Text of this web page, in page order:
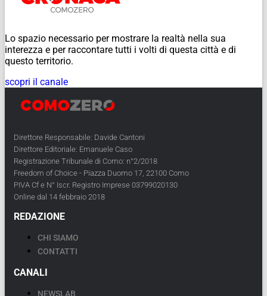
Lo spazio necessario per mostrare la realtà nella sua
interezza e per raccontare tutti i volti di questa città e di
questo territorio.
scopri il canale
Direttore Responsabile: Davide Cantoni
Direttore Editoriale: Emanuele Caso
Registrazione Tribunale di Como: n°2/2018
Freedom of Choice - Piazza Duomo 17, 22100 Como
PIVA Cf e N° Iscr. Registro Imprese 03799020130
Online dal 14 febbraio 2018
REDAZIONE
CHI SIAMO
CONTATTI
CANALI
NEWSLAB